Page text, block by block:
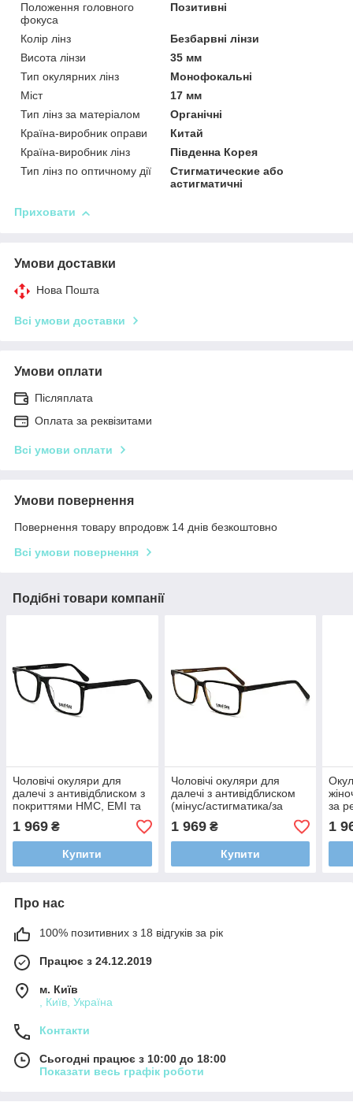
Положення головного
фокуса
Позитивні
Колір лінз
Безбарвні лінзи
Висота лінзи
35 мм
Тип окулярних лінз
Монофокальні
Міст
17 мм
Тип лінз за матеріалом
Органічні
Країна-виробник оправи
Китай
Країна-виробник лінз
Південна Корея
Тип лінз по оптичному дії
Стигматические або
астигматичні
Приховати
Умови доставки
Нова Пошта
Всі умови доставки
Умови оплати
Післяплата
Оплата за реквізитами
Всі умови оплати
Умови повернення
Повернення товару впродовж 14 днів безкоштовно
Всі умови повернення
Подібні товари компанії
Чоловічі окуляри для
далечі з антивідблиском з
покриттями HMC, EMI та
UV400 (мінус/астигматика/
за рецептом) лінзи -
Корея
1 969 ₴
Купити
Чоловічі окуляри для
далечі з антивідблиском
(мінус/астигматика/за
рецептом) лінзи - Корея з
покриттями HMC, EMI та
UV400
1 969₴
Купити
за
і
1
Про нас
100% позитивних з 18 відгуків за рік
Працює з 24.12.2019
м. Київ
, Київ, Україна
Контакти
Сьогодні працює з 10:00 до 18:00
Показати весь графік роботи